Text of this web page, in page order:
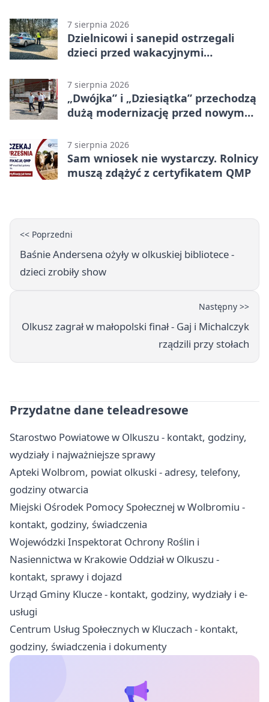
7 sierpnia 2026
Dzielnicowi i sanepid ostrzegali
dzieci przed wakacyjnymi
7 sierpnia 2026
„Dwójka” i „Dziesiątka” przechodzą
dużą modernizację przed nowym
7 sierpnia 2026
Sam wniosek nie wystarczy. Rolnicy
muszą zdążyć z certyfikatem QMP
<< Poprzedni
Baśnie Andersena ożyły w olkuskiej bibliotece -
dzieci zrobiły show
Następny >>
Olkusz zagrał w małopolski finał - Gaj i Michalczyk
rządzili przy stołach
Przydatne dane teleadresowe
Starostwo Powiatowe w Olkuszu - kontakt, godziny,
wydziały i najważniejsze sprawy
Apteki Wolbrom, powiat olkuski - adresy, telefony,
godziny otwarcia
Miejski Ośrodek Pomocy Społecznej w Wolbromiu -
kontakt, godziny, świadczenia
Wojewódzki Inspektorat Ochrony Roślin i
Nasiennictwa w Krakowie Oddział w Olkuszu -
kontakt, sprawy i dojazd
Urząd Gminy Klucze - kontakt, godziny, wydziały i e-
usługi
Centrum Usług Społecznych w Kluczach - kontakt,
godziny, świadczenia i dokumenty